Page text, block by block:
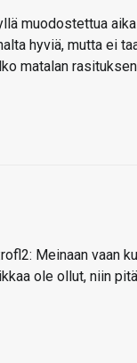
muodostettua
hyviä, mutta ei
matalan
Meinaan vaan
ole ollut, niin